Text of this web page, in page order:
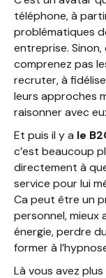
téléphone, à
problématiques
entreprise. Sinon,
comprenez pas
recruter, à
leurs approches
raisonner avec
Et puis il y a le
c’est beaucoup
directement à
service pour lui
Ca peut être un
personnel, mieux
énergie, perdre
former à
Là vous avez